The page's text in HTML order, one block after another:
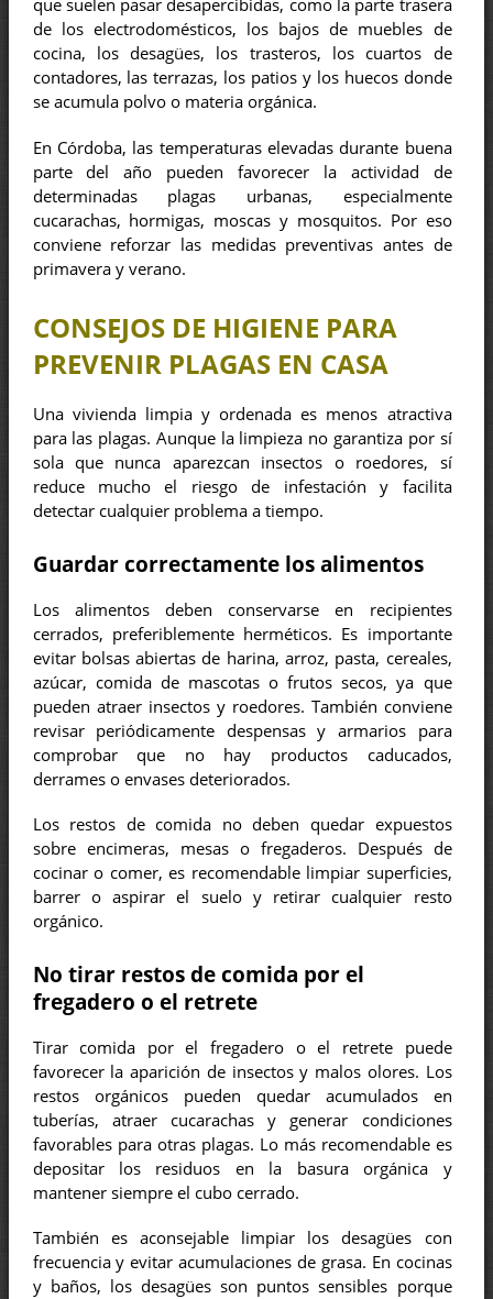
que suelen pasar desapercibidas, como la parte trasera
de los electrodomésticos, los bajos de muebles de
cocina, los desagües, los trasteros, los cuartos de
contadores, las terrazas, los patios y los huecos donde
se acumula polvo o materia orgánica.
En Córdoba, las temperaturas elevadas durante buena
parte del año pueden favorecer la actividad de
determinadas plagas urbanas, especialmente
cucarachas, hormigas, moscas y mosquitos. Por eso
conviene reforzar las medidas preventivas antes de
primavera y verano.
CONSEJOS DE HIGIENE PARA
PREVENIR PLAGAS EN CASA
Una vivienda limpia y ordenada es menos atractiva
para las plagas. Aunque la limpieza no garantiza por sí
sola que nunca aparezcan insectos o roedores, sí
reduce mucho el riesgo de infestación y facilita
detectar cualquier problema a tiempo.
Guardar correctamente los alimentos
Los alimentos deben conservarse en recipientes
cerrados, preferiblemente herméticos. Es importante
evitar bolsas abiertas de harina, arroz, pasta, cereales,
azúcar, comida de mascotas o frutos secos, ya que
pueden atraer insectos y roedores. También conviene
revisar periódicamente despensas y armarios para
comprobar que no hay productos caducados,
derrames o envases deteriorados.
Los restos de comida no deben quedar expuestos
sobre encimeras, mesas o fregaderos. Después de
cocinar o comer, es recomendable limpiar superficies,
barrer o aspirar el suelo y retirar cualquier resto
orgánico.
No tirar restos de comida por el
fregadero o el retrete
Tirar comida por el fregadero o el retrete puede
favorecer la aparición de insectos y malos olores. Los
restos orgánicos pueden quedar acumulados en
tuberías, atraer cucarachas y generar condiciones
favorables para otras plagas. Lo más recomendable es
depositar los residuos en la basura orgánica y
mantener siempre el cubo cerrado.
También es aconsejable limpiar los desagües con
frecuencia y evitar acumulaciones de grasa. En cocinas
y baños, los desagües son puntos sensibles porque